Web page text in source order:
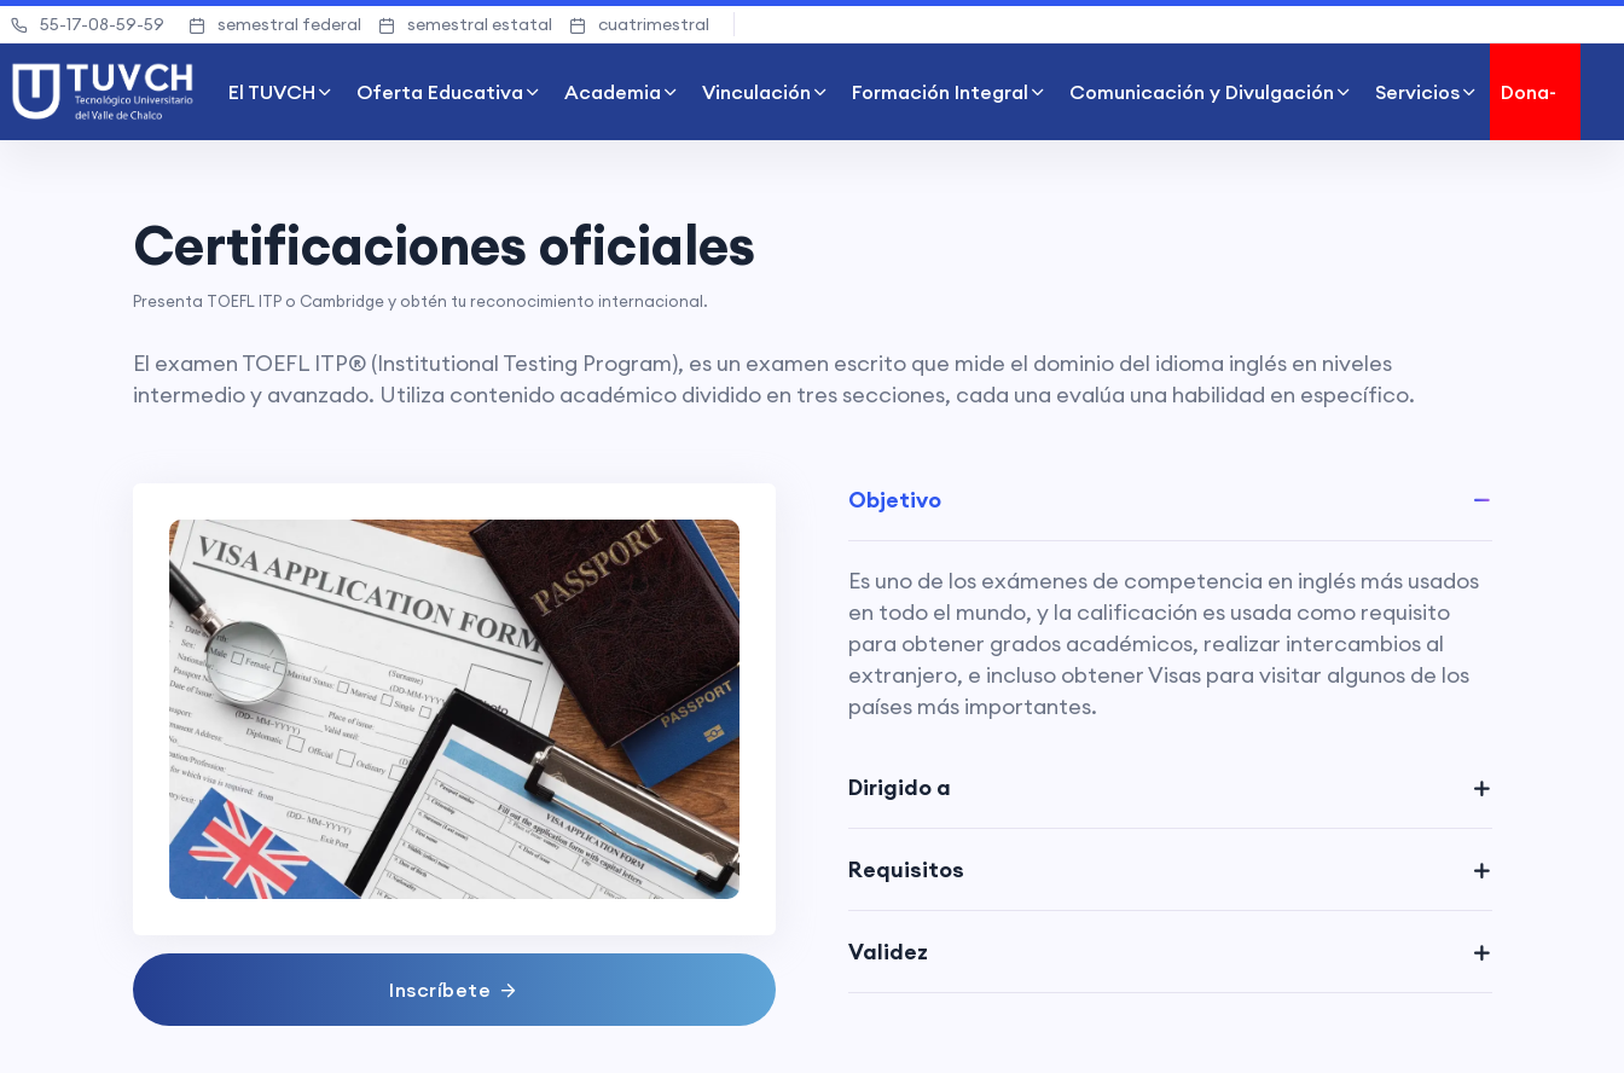
55-17-08-59-59 semestral federal semestral estatal cuatrimestral
El TUVCH Oferta Educativa Academia Vinculación Formación Integral Comunicación y Divulgación Servicios Dona-
Certificaciones oficiales
Presenta TOEFL ITP o Cambridge y obtén tu reconocimiento internacional.
El examen TOEFL ITP® (Institutional Testing Program), es un examen escrito que mide el dominio del idioma inglés en niveles
intermedio y avanzado. Utiliza contenido académico dividido en tres secciones, cada una evalúa una habilidad en específico.
Inscríbete
Objetivo
Es uno de los exámenes de competencia en inglés más usados
en todo el mundo, y la calificación es usada como requisito
para obtener grados académicos, realizar intercambios al
extranjero, e incluso obtener Visas para visitar algunos de los
países más importantes.
Dirigido a
Requisitos
Validez